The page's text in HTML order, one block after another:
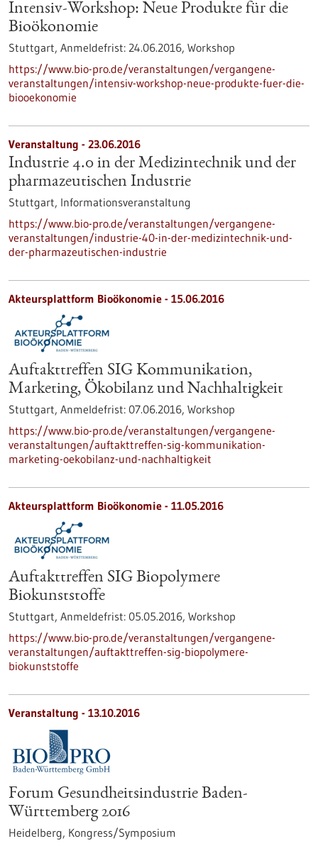
Intensiv-Workshop: Neue Produkte für die
Bioökonomie
Stuttgart, Anmeldefrist: 24.06.2016, Workshop
https://www.bio-pro.de/veranstaltungen/vergangene-
veranstaltungen/intensiv-workshop-neue-produkte-fuer-die-
biooekonomie
Veranstaltung - 23.06.2016
Industrie 4.0 in der Medizintechnik und der
pharmazeutischen Industrie
Stuttgart, Informationsveranstaltung
https://www.bio-pro.de/veranstaltungen/vergangene-
veranstaltungen/industrie-40-in-der-medizintechnik-und-
der-pharmazeutischen-industrie
Akteursplattform Bioökonomie - 15.06.2016
Auftakttreffen SIG Kommunikation,
Marketing, Ökobilanz und Nachhaltigkeit
Stuttgart, Anmeldefrist: 07.06.2016, Workshop
https://www.bio-pro.de/veranstaltungen/vergangene-
veranstaltungen/auftakttreffen-sig-kommunikation-
marketing-oekobilanz-und-nachhaltigkeit
Akteursplattform Bioökonomie - 11.05.2016
Auftakttreffen SIG Biopolymere
Biokunststoffe
Stuttgart, Anmeldefrist: 05.05.2016, Workshop
https://www.bio-pro.de/veranstaltungen/vergangene-
veranstaltungen/auftakttreffen-sig-biopolymere-
biokunststoffe
Veranstaltung - 13.10.2016
Forum Gesundheitsindustrie Baden-
Württemberg 2016
Heidelberg, Kongress/Symposium